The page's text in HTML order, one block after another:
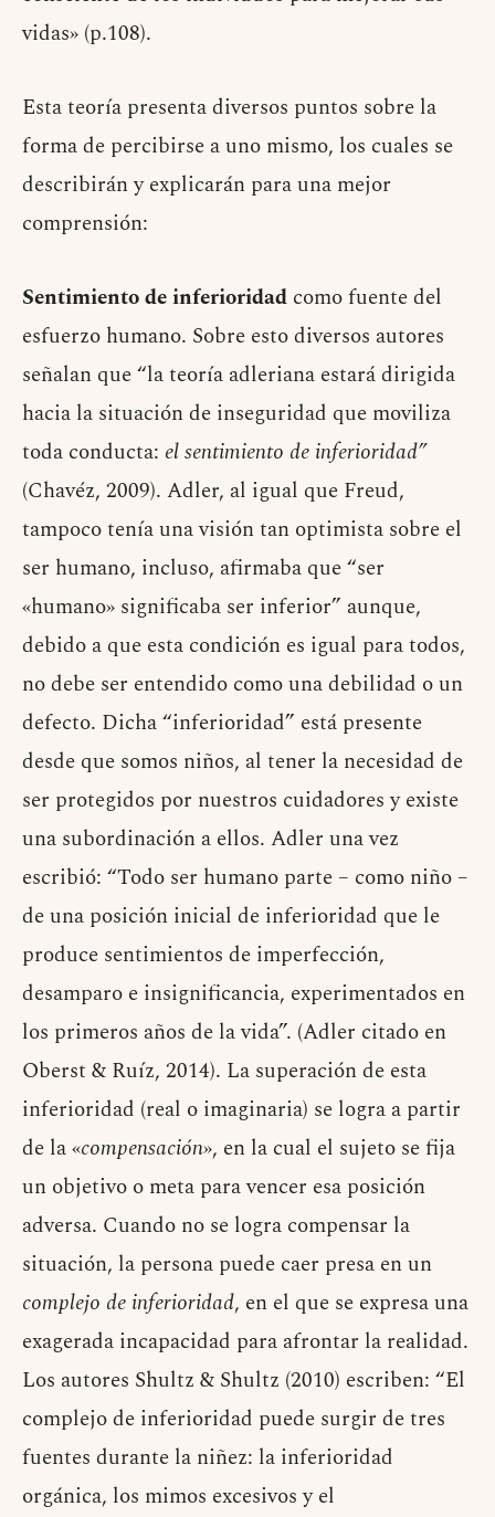
vidas» (p.108).
Esta teoría presenta diversos puntos sobre la
forma de percibirse a uno mismo, los cuales se
describirán y explicarán para una mejor
comprensión:
Sentimiento de inferioridad como fuente del
esfuerzo humano. Sobre esto diversos autores
señalan que “la teoría adleriana estará dirigida
hacia la situación de inseguridad que moviliza
toda conducta: el sentimiento de inferioridad”
(Chavéz, 2009). Adler, al igual que Freud,
tampoco tenía una visión tan optimista sobre el
ser humano, incluso, afirmaba que “ser
«humano» significaba ser inferior” aunque,
debido a que esta condición es igual para todos,
no debe ser entendido como una debilidad o un
defecto. Dicha “inferioridad” está presente
desde que somos niños, al tener la necesidad de
ser protegidos por nuestros cuidadores y existe
una subordinación a ellos. Adler una vez
escribió: “Todo ser humano parte – como niño –
de una posición inicial de inferioridad que le
produce sentimientos de imperfección,
desamparo e insignificancia, experimentados en
los primeros años de la vida”. (Adler citado en
Oberst & Ruíz, 2014). La superación de esta
inferioridad (real o imaginaria) se logra a partir
de la «compensación», en la cual el sujeto se fija
un objetivo o meta para vencer esa posición
adversa. Cuando no se logra compensar la
situación, la persona puede caer presa en un
complejo de inferioridad, en el que se expresa una
exagerada incapacidad para afrontar la realidad.
Los autores Shultz & Shultz (2010) escriben: “El
complejo de inferioridad puede surgir de tres
fuentes durante la niñez: la inferioridad
orgánica, los mimos excesivos y el